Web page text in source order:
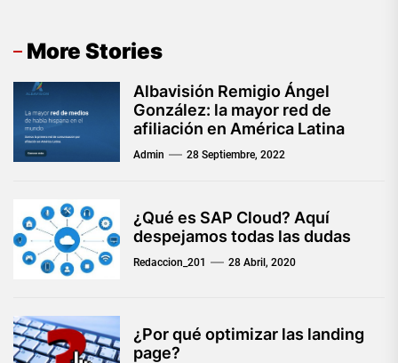
More Stories
Albavisión Remigio Ángel
González: la mayor red de
afiliación en América Latina
Admin 28 Septiembre, 2022
¿Qué es SAP Cloud? Aquí
despejamos todas las dudas
Redaccion_201 28 Abril, 2020
¿Por qué optimizar las landing
page?